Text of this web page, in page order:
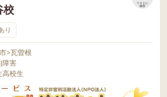
リストに
保存
り
>瓦曽根
障害
高校生